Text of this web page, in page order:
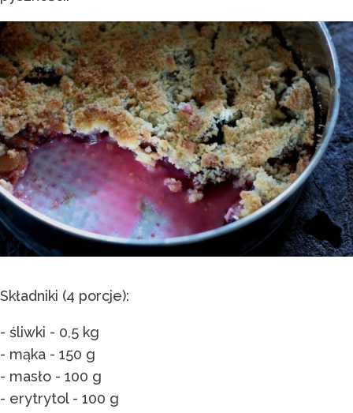
Składniki (4 porcje):
- śliwki - 0,5 kg
- mąka - 150 g
- masło - 100 g
- erytrytol - 100 g